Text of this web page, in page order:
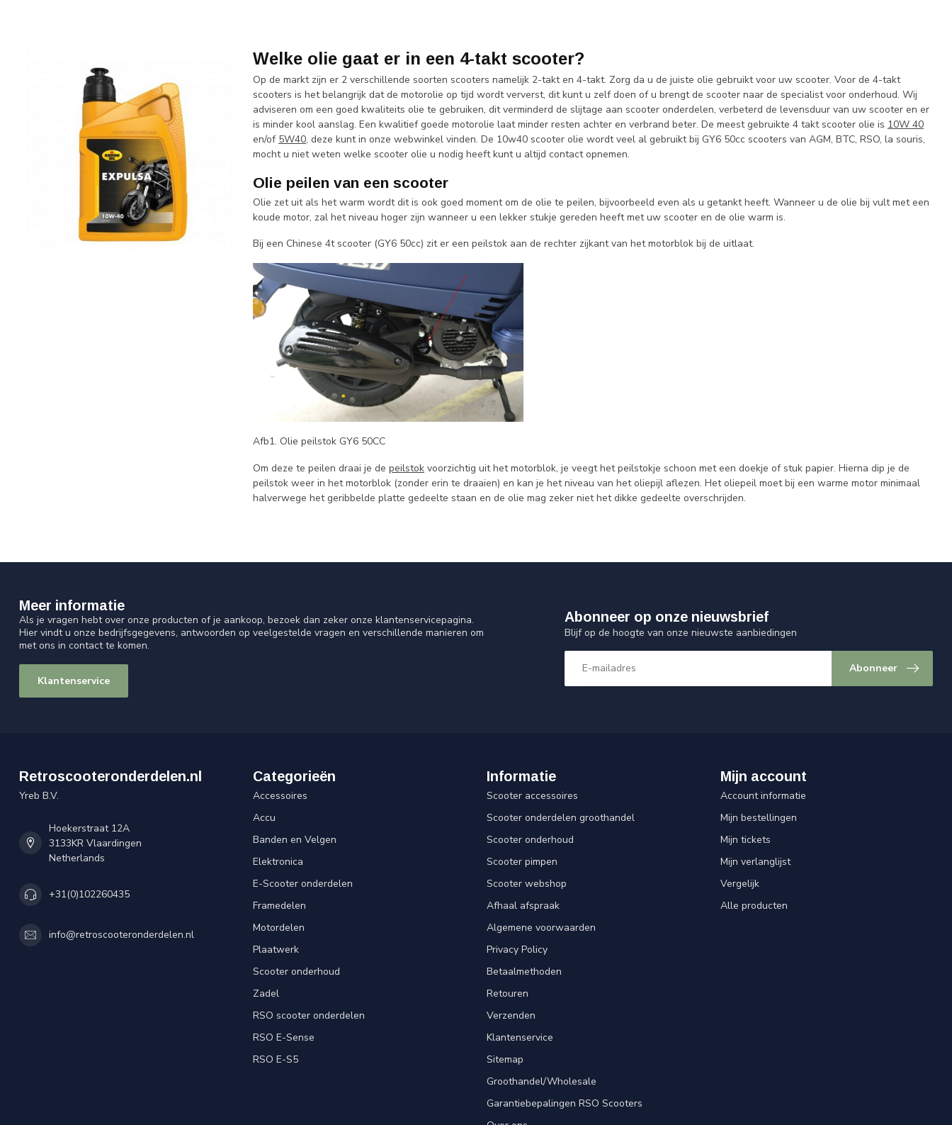
Welke olie gaat er in een 4-takt scooter?
Op de markt zijn er 2 verschillende soorten scooters namelijk 2-takt en 4-takt. Zorg da u de juiste olie gebruikt voor uw scooter. Voor de 4-takt
scooters is het belangrijk dat de motorolie op tijd wordt ververst, dit kunt u zelf doen of u brengt de scooter naar de specialist voor onderhoud. Wij
adviseren om een goed kwaliteits olie te gebruiken, dit verminderd de slijtage aan scooter onderdelen, verbeterd de levensduur van uw scooter en er
is minder kool aanslag. Een kwalitief goede motorolie laat minder resten achter en verbrand beter. De meest gebruikte 4 takt scooter olie is 10W 40
en/of 5W40, deze kunt in onze webwinkel vinden. De 10w40 scooter olie wordt veel al gebruikt bij GY6 50cc scooters van AGM, BTC, RSO, la souris,
mocht u niet weten welke scooter olie u nodig heeft kunt u altijd contact opnemen.
Olie peilen van een scooter
Olie zet uit als het warm wordt dit is ook goed moment om de olie te peilen, bijvoorbeeld even als u getankt heeft. Wanneer u de olie bij vult met een
koude motor, zal het niveau hoger zijn wanneer u een lekker stukje gereden heeft met uw scooter en de olie warm is.
Bij een Chinese 4t scooter (GY6 50cc) zit er een peilstok aan de rechter zijkant van het motorblok bij de uitlaat.
Afb1. Olie peilstok GY6 50CC
Om deze te peilen draai je de peilstok voorzichtig uit het motorblok, je veegt het peilstokje schoon met een doekje of stuk papier. Hierna dip je de
peilstok weer in het motorblok (zonder erin te draaien) en kan je het niveau van het oliepijl aflezen. Het oliepeil moet bij een warme motor minimaal
halverwege het geribbelde platte gedeelte staan en de olie mag zeker niet het dikke gedeelte overschrijden.
Meer informatie
Als je vragen hebt over onze producten of je aankoop, bezoek dan zeker onze klantenservicepagina.
Hier vindt u onze bedrijfsgegevens, antwoorden op veelgestelde vragen en verschillende manieren om
met ons in contact te komen.
Klantenservice
Abonneer op onze nieuwsbrief
Blijf op de hoogte van onze nieuwste aanbiedingen
Abonneer
Retroscooteronderdelen.nl
Yreb B.V.
Hoekerstraat 12A
3133KR Vlaardingen
Netherlands
+31(0)102260435
info@retroscooteronderdelen.nl
Categorieën
Accessoires
Accu
Banden en Velgen
Elektronica
E-Scooter onderdelen
Framedelen
Motordelen
Plaatwerk
Scooter onderhoud
Zadel
RSO scooter onderdelen
RSO E-Sense
RSO E-S5
Informatie
Scooter accessoires
Scooter onderdelen groothandel
Scooter onderhoud
Scooter pimpen
Scooter webshop
Afhaal afspraak
Algemene voorwaarden
Privacy Policy
Betaalmethoden
Retouren
Verzenden
Klantenservice
Sitemap
Groothandel/Wholesale
Garantiebepalingen RSO Scooters
Mijn account
Account informatie
Mijn bestellingen
Mijn tickets
Mijn verlanglijst
Vergelijk
Alle producten